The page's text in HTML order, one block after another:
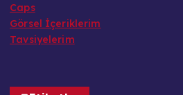
Caps
Görsel İçeriklerim
Tavsiyelerim